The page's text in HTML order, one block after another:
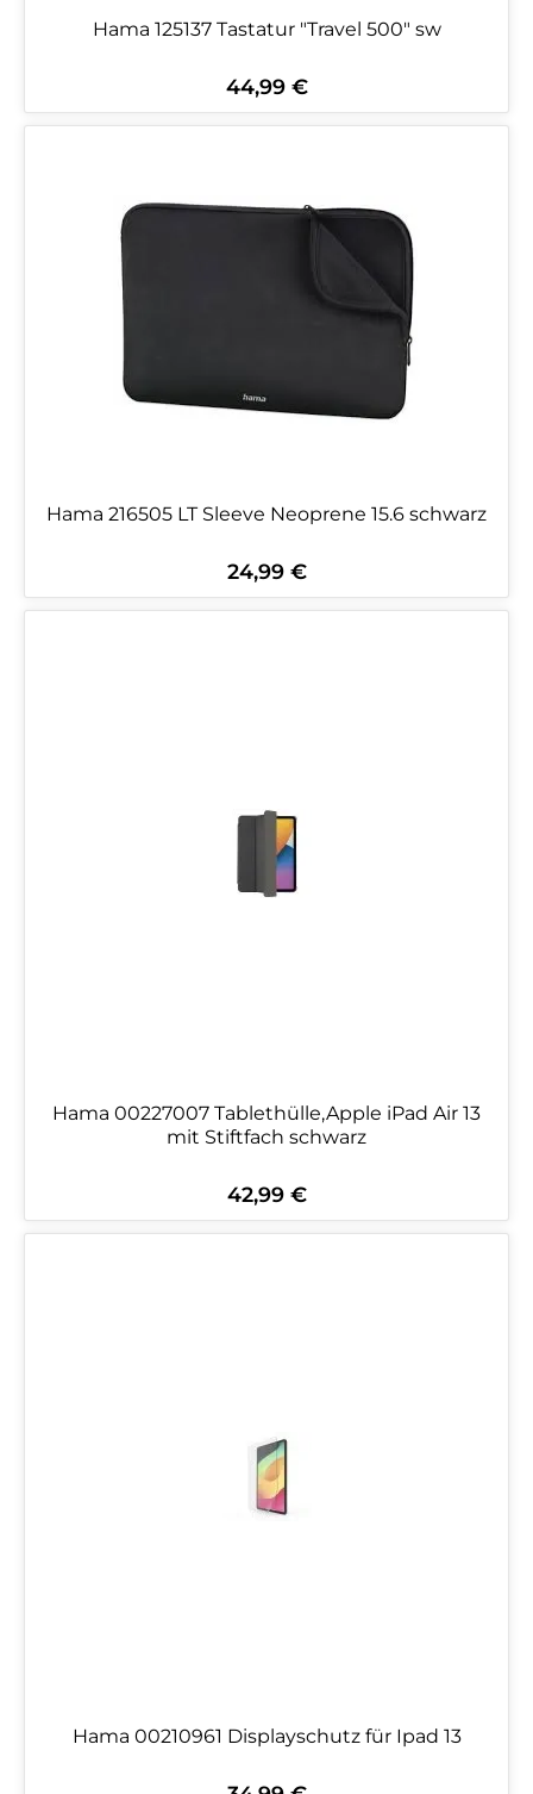
Hama 125137 Tastatur "Travel 500" sw
Regulärer Preis:
44,99 €
Hama 216505 LT Sleeve Neoprene 15.6 schwarz
Regulärer Preis:
24,99 €
Hama 00227007 Tablethülle,Apple iPad Air 13
mit Stiftfach schwarz
Regulärer Preis:
42,99 €
Hama 00210961 Displayschutz für Ipad 13